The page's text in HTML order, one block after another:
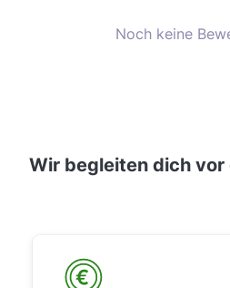
Noch keine
Wir begleiten dich vor